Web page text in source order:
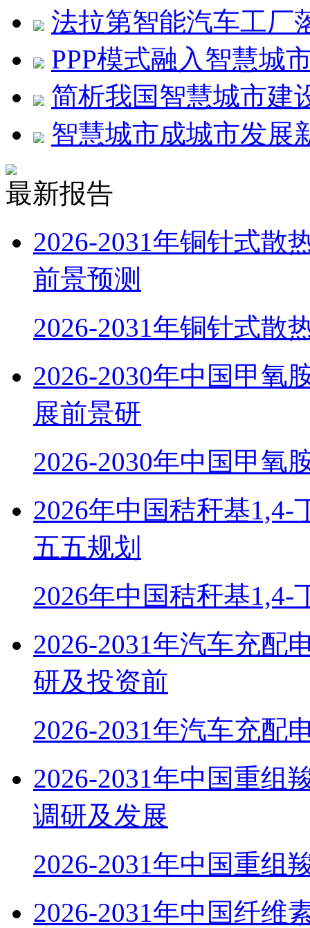
法拉第智能汽车工厂
PPP模式融入智慧城
简析我国智慧城市建
智慧城市成城市发展
最新报告
2026-2031年铜针式散
前景预测
2026-2031年铜针式散
2026-2030年中国甲氧
展前景研
2026-2030年中国甲氧
2026年中国秸秆基1,4-
五五规划
2026年中国秸秆基1,4-
2026-2031年汽车充配
研及投资前
2026-2031年汽车充配
2026-2031年中国重组
调研及发展
2026-2031年中国重组
2026-2031年中国纤维